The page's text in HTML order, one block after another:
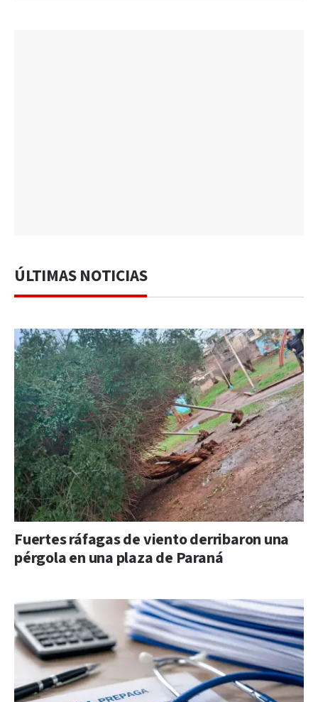
ÚLTIMAS NOTICIAS
Fuertes ráfagas de viento derribaron una
pérgola en una plaza de Paraná